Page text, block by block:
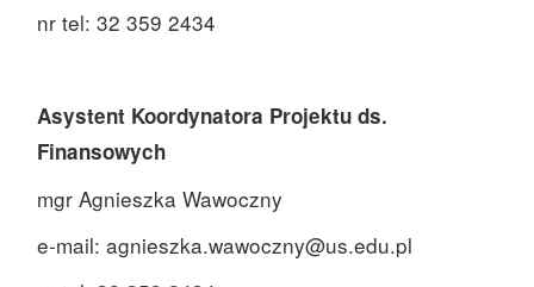
nr tel: 32 359 2434
Asystent Koordynatora Projektu ds.
Finansowych
mgr Agnieszka Wawoczny
e-mail: agnieszka.wawoczny@us.edu.pl